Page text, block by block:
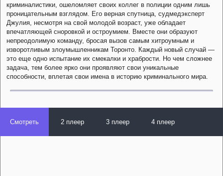
криминалистики, ошеломляет своих коллег в полиции одним лишь
проницательным взглядом. Его верная спутница, судмедэксперт
Джулия, несмотря на свой молодой возраст, уже обладает
впечатляющей сноровкой и остроумием. Вместе они образуют
непреодолимую команду, бросая вызов самым хитроумным и
изворотливым злоумышленникам Торонто. Каждый новый случай —
это еще одно испытание их смекалки и храбрости. Но чем сложнее
задача, тем более ярко они проявляют свои уникальные
способности, вплетая свои имена в историю криминального мира.
Смотреть 2 плеер 3 плеер 4 плеер